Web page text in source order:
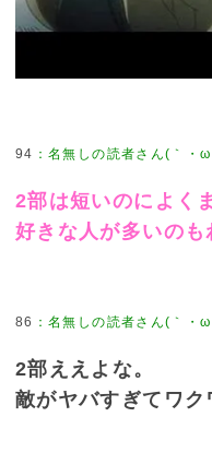
94
2部は短いのによく
好きな人が多いのも
86
2部ええよな。
敵がヤバすぎてワク